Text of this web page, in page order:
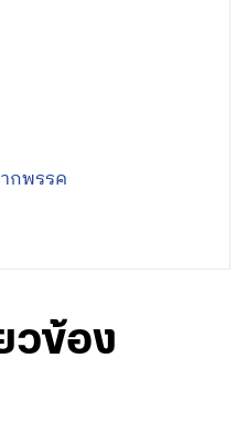
กพรรค
วข้อง